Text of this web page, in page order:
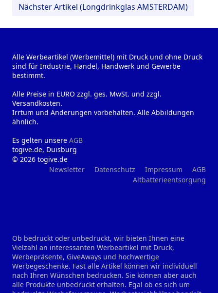
Nächster Artikel (Longdrinkglas AMSTERDAM)
Alle Werbeartikel (Werbemittel) mit Druck und ohne Druck
sind für Industrie, Handel, Handwerk und Gewerbe
bestimmt.
Alle Preise in EURO zzgl. ges. MwSt. und zzgl.
Versandkosten.
Irrtum und Änderungen vorbehalten. Alle Abbildungen
ähnlich.
Es gelten unsere AGB
togive.de, Duisburg
© 2026 togive.de
Newsletter
Datenschutz Impressum
AGB
Altbatterieentsorgung
Ob bedruckt oder unbedruckt, wir bieten Ihnen eine
Vielzahl an interessanten Werbeartikel mit Druck,
Werbepräsente, GiveAways und hochwertige
Werbegeschenke. Fast alle Artikel können wir individuell
nach Ihren Wünschen bedrucken. Sie können aber auch
alle Produkte unbedruckt erhalten. Egal ob es sich um